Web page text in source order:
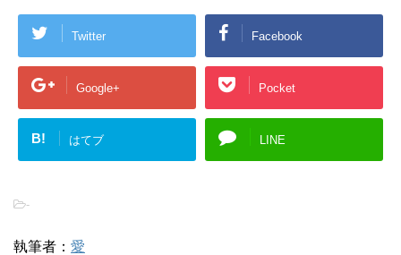
Twitter Facebook
Google+ Pocket
B! はてブ LINE
-
執筆者： 愛